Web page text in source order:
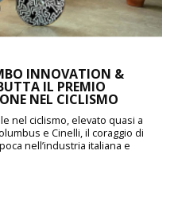
INNOVATION &
IL PREMIO
NEL CICLISMO
nel ciclismo, elevato quasi a
e Cinelli, il coraggio di
nell’industria italiana e